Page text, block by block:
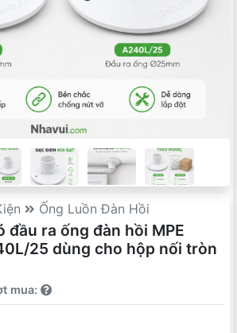
Ống Luồn Đàn Hồi
đầu ra ống đàn hồi MPE
25 dùng cho hộp nối tròn
mua: